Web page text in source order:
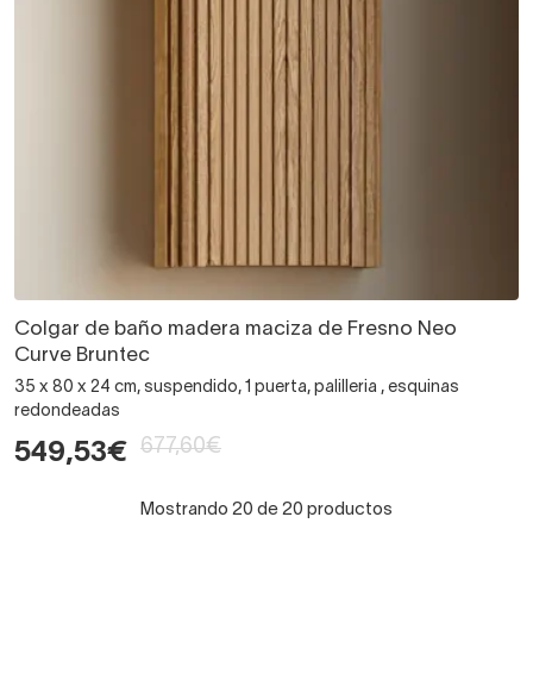
Colgar de baño madera maciza de Fresno Neo
Curve Bruntec
35 x 80 x 24 cm, suspendido, 1 puerta, palilleria , esquinas
redondeadas
549,53€ 677,60€
Mostrando 20 de 20 productos